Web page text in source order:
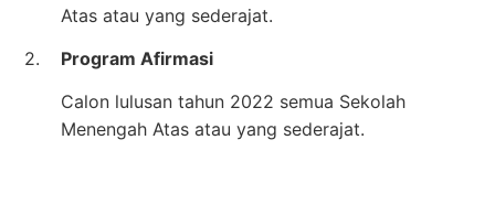
Atas atau yang sederajat.
2.
Program Afirmasi
Calon lulusan tahun 2022 semua Sekolah
Menengah Atas atau yang sederajat.